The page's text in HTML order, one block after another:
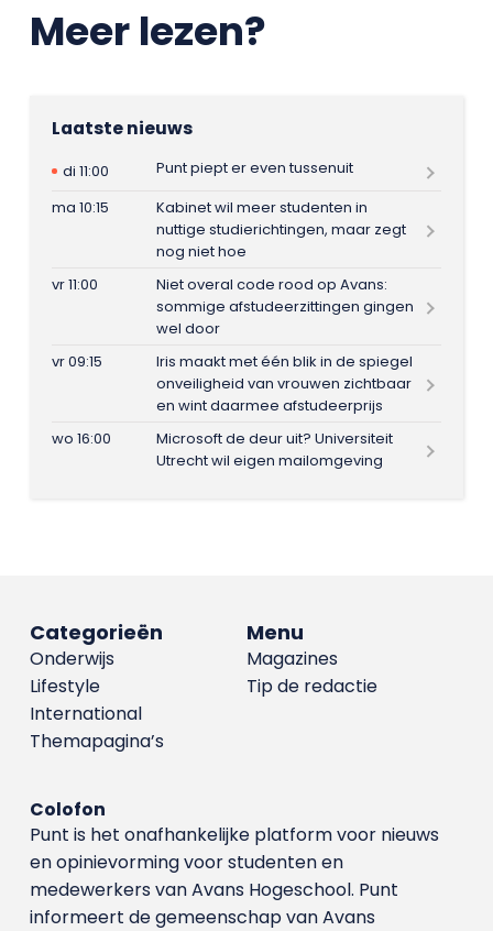
Meer lezen?
Laatste nieuws
di 11:00
Punt piept er even tussenuit
ma 10:15
Kabinet wil meer studenten in
nuttige studierichtingen, maar zegt
nog niet hoe
vr 11:00
Niet overal code rood op Avans:
sommige afstudeerzittingen gingen
wel door
vr 09:15
Iris maakt met één blik in de spiegel
onveiligheid van vrouwen zichtbaar
en wint daarmee afstudeerprijs
wo 16:00
Microsoft de deur uit? Universiteit
Utrecht wil eigen mailomgeving
Menu
Magazines
Tip de redactie
Categorieën
Onderwijs
Lifestyle
International
Themapagina’s
Colofon
Punt is het onafhankelijke platform voor nieuws
en opinievorming voor studenten en
medewerkers van Avans Hoge­school. Punt
informeert de gemeenschap van Avans